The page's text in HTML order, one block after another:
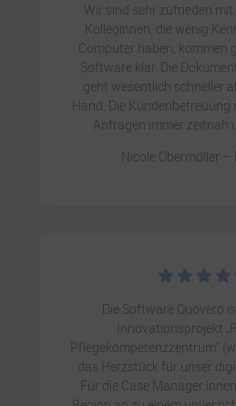
Wir sind sehr zufrieden mit
Kolleginnen, die wenig
Computer haben, kommen
Software klar. Die
geht wesentlich schneller
Hand. Die Kundenbetreuung
Anfragen immer zeitnah
Nicole Obermöller –
   
Die Software Quovero
Innovationsprojekt
Pflegekompetenzzentrum“
das Herzstück für unser
Für die Case